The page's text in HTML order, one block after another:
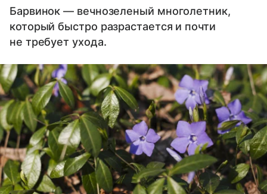
Барвинок — вечнозеленый многолетник,
который быстро разрастается и почти
не требует ухода.